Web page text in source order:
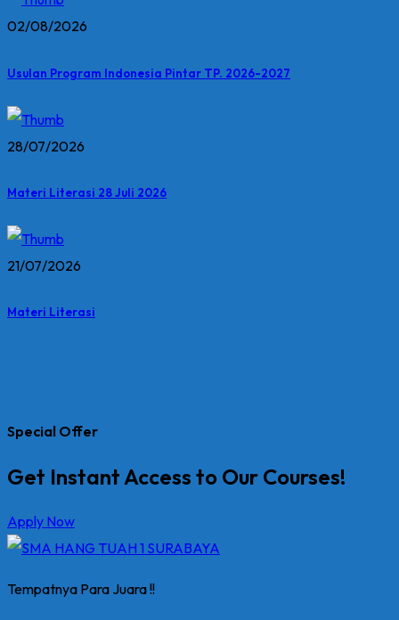
02/08/2026
Usulan Program Indonesia Pintar TP. 2026-2027
28/07/2026
Materi Literasi 28 Juli 2026
21/07/2026
Materi Literasi
Special Offer
Get Instant Access to Our Courses!
Apply Now
Tempatnya Para Juara !!